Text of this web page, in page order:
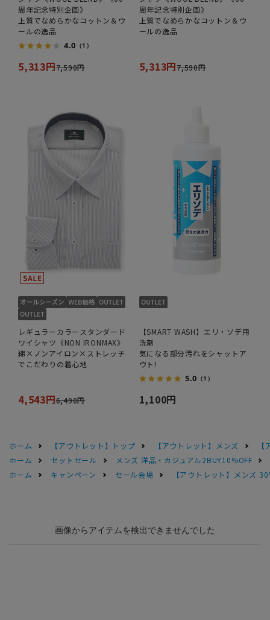
周年記念特別企画》
上質でなめらかなコットン＆ウ
ールの逸品
4.0 （1）
5,313円7,590円
周年記念特別企画》
上質でなめらかなコットン＆ウ
ールの逸品
5,313円7,590円
レギュラーカラースタンダード
ワイシャツ《NON IRONMAX》
綿×ノンアイロン×ストレッチ
でこだわりの着心地
4,543円6,490円
【SMART WASH】エリ・ソデ用
洗剤
気になる部分汚れをシャットア
ウト!
5.0 （1）
1,100円
ホーム 【アウトレット】トップ 【アウトレット】メンズ
ホーム
セットセール
メンズ 洋品・カジュアル2BUY10%OFF
ホーム
キャンペーン セール会場 【アウトレット】メンズ